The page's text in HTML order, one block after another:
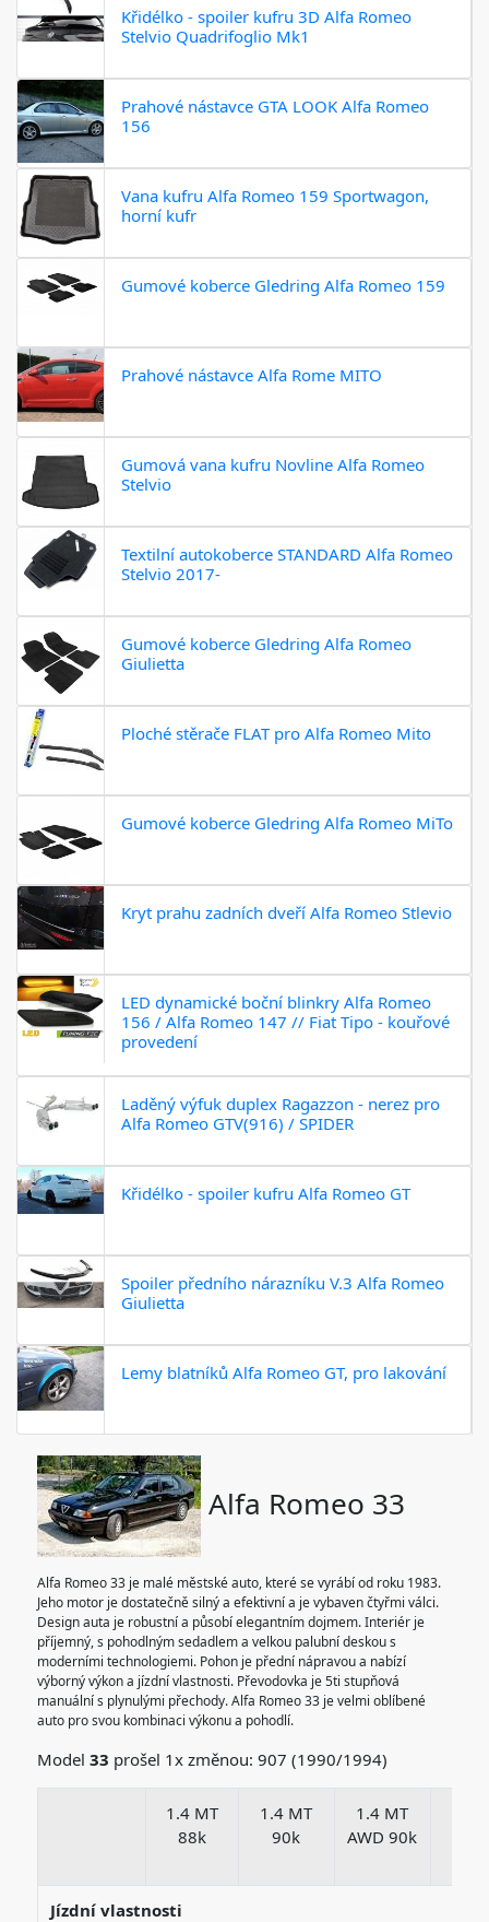
Křidélko - spoiler kufru 3D Alfa Romeo
Stelvio Quadrifoglio Mk1
Prahové nástavce GTA LOOK Alfa Romeo
156
Vana kufru Alfa Romeo 159 Sportwagon,
horní kufr
Gumové koberce Gledring Alfa Romeo 159
Prahové nástavce Alfa Rome MITO
Gumová vana kufru Novline Alfa Romeo
Stelvio
Textilní autokoberce STANDARD Alfa Romeo
Stelvio 2017-
Gumové koberce Gledring Alfa Romeo
Giulietta
Ploché stěrače FLAT pro Alfa Romeo Mito
Gumové koberce Gledring Alfa Romeo MiTo
Kryt prahu zadních dveří Alfa Romeo Stlevio
LED dynamické boční blinkry Alfa Romeo
156 / Alfa Romeo 147 // Fiat Tipo - kouřové
provedení
Laděný výfuk duplex Ragazzon - nerez pro
Alfa Romeo GTV(916) / SPIDER
Křidélko - spoiler kufru Alfa Romeo GT
Spoiler předního nárazníku V.3 Alfa Romeo
Giulietta
Lemy blatníků Alfa Romeo GT, pro lakování
Alfa Romeo 33
Alfa Romeo 33 je malé městské auto, které se vyrábí od roku 1983.
Jeho motor je dostatečně silný a efektivní a je vybaven čtyřmi válci.
Design auta je robustní a působí elegantním dojmem. Interiér je
příjemný, s pohodlným sedadlem a velkou palubní deskou s
moderními technologiemi. Pohon je přední nápravou a nabízí
výborný výkon a jízdní vlastnosti. Převodovka je 5ti stupňová
manuální s plynulými přechody. Alfa Romeo 33 je velmi oblíbené
auto pro svou kombinaci výkonu a pohodlí.
Model 33 prošel 1x změnou: 907 (1990/1994)
1.4 MT
88k
1.4 MT
90k
1.4 MT
AWD 90k
Jízdní vlastnosti